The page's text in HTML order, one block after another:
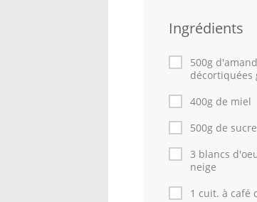
Ingrédients
500g
décortiquées
400g de miel
500g de
3 blancs
neige
1 cuit. à café